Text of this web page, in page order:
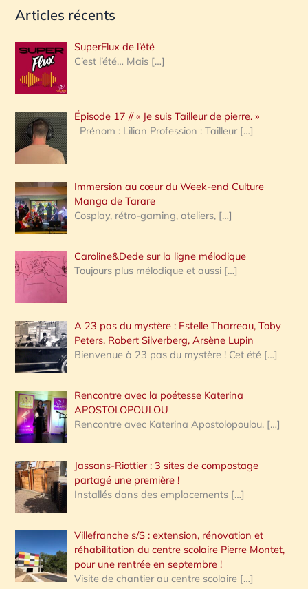
c
e
r
c
h
e
:
Articles récents
SuperFlux de l’été
C’est l’été… Mais […]
Épisode 17 // « Je suis Tailleur de pierre. »
Prénom : Lilian Profession : Tailleur […]
Immersion au cœur du Week-end Culture
Manga de Tarare
Cosplay, rétro-gaming, ateliers, […]
Caroline&Dede sur la ligne mélodique
Toujours plus mélodique et aussi […]
A 23 pas du mystère : Estelle Tharreau, Toby
Peters, Robert Silverberg, Arsène Lupin
Bienvenue à 23 pas du mystère ! Cet été […]
Rencontre avec la poétesse Katerina
APOSTOLOPOULOU
Rencontre avec Katerina Apostolopoulou, […]
Jassans-Riottier : 3 sites de compostage
partagé une première !
Installés dans des emplacements […]
Villefranche s/S : extension, rénovation et
réhabilitation du centre scolaire Pierre Montet,
pour une rentrée en septembre !
Visite de chantier au centre scolaire […]